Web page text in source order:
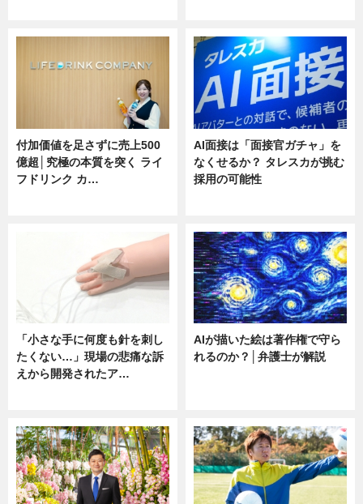
付加価値を足さずに売上500
億超│究極の本質を突く ライ
フドリンク カ…
AI面接は「面接官ガチャ」を
なくせるか？ タレスカが挑む
採用の可能性
「小さな手に何度も針を刺し
たくない…」現場の悲痛な訴
えから開発されたア…
AIが描いた絵は著作権で守ら
れるのか？│弁護士が解説